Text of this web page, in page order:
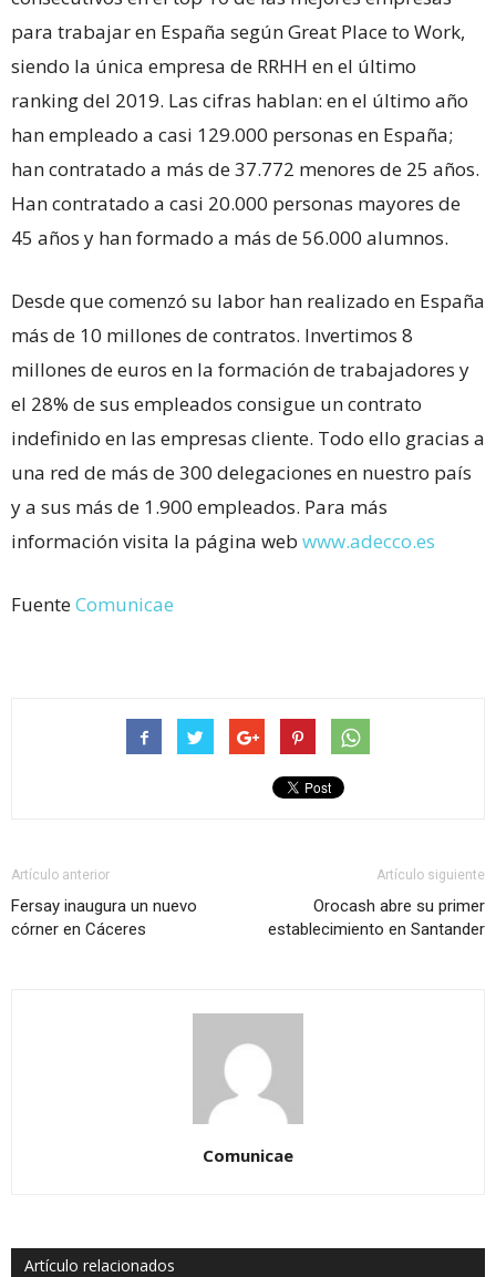
para trabajar en España según Great Place to Work,
siendo la única empresa de RRHH en el último
ranking del 2019. Las cifras hablan: en el último año
han empleado a casi 129.000 personas en España;
han contratado a más de 37.772 menores de 25 años.
Han contratado a casi 20.000 personas mayores de
45 años y han formado a más de 56.000 alumnos.
Desde que comenzó su labor han realizado en España
más de 10 millones de contratos. Invertimos 8
millones de euros en la formación de trabajadores y
el 28% de sus empleados consigue un contrato
indefinido en las empresas cliente. Todo ello gracias a
una red de más de 300 delegaciones en nuestro país
y a sus más de 1.900 empleados. Para más
información visita la página web www.adecco.es
FuenteComunicae
Artículo anterior
Fersay inaugura un nuevo
córner en Cáceres
Artículo siguiente
Orocash abre su primer
establecimiento en Santander
Comunicae
Artículo relacionados